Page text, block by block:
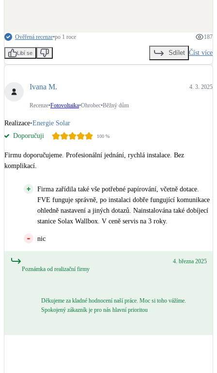
Ověřená recenze•po 1 roce 187
Libí se Sdílet Číst více
Ivana M. 4. 3. 2025
Recenze•Fotovoltaika•Ohrobec•Běžný dům
Realizace•Energie Solar
Doporučuji
100 %
Firmu doporučujeme. Profesionální jednání, rychlá instalace. Bez
komplikací.
Firma zařídila také vše potřebné papírování, včetně dotace.
FVE funguje správně, po instalaci dobře fungující komunikace
ohledně nastavení a jiných dotazů. Nainstalována také dobíjecí
stanice Solax Wallbox. V ceně servis na 3 roky.
nic
Poznámka od realizační firmy
4. března 2025
Děkujeme za kladné hodnocení naší práce. Moc si toho vážíme.
Spokojený zákazník je pro nás hlavní prioritou